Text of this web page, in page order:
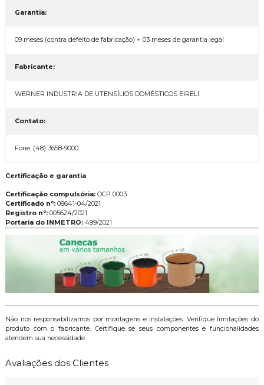
Garantia:
09 meses (contra defeito de fabricação) + 03 meses de garantia legal
Fabricante:
WERNER INDUSTRIA DE UTENSÍLIOS DOMÉSTICOS EIRELI
Contato:
Fone: (48) 3658-9000
Certificação e garantia
Certificação compulsória:OCP 0003
Certificado nº:08641-04/2021
Registro nº:005624/2021
Portaria do INMETRO: 499/2021
Não nos responsabilizamos por montagens e instalações. Verifique limitações do
produto com o fabricante. Certifique se seus componentes e funcionalidades
atendem sua necessidade.
Avaliações dos Clientes